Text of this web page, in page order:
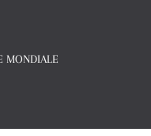
MONDIALE